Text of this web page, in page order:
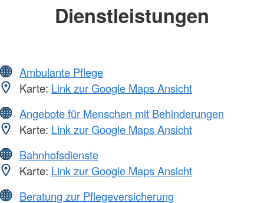
Dienstleistungen
Ambulante Pflege
Karte: Link zur Google Maps Ansicht
Angebote für Menschen mit Behinderungen
Karte: Link zur Google Maps Ansicht
Bahnhofsdienste
Karte: Link zur Google Maps Ansicht
Beratung zur Pflegeversicherung